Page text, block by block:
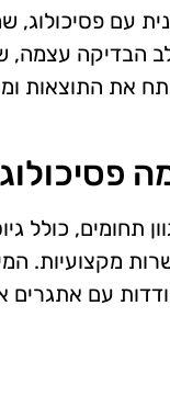
עם פסיכולוג,
הבדיקה עצמה,
את התוצאות
כולל
מקצועיות.
עם אתגרים